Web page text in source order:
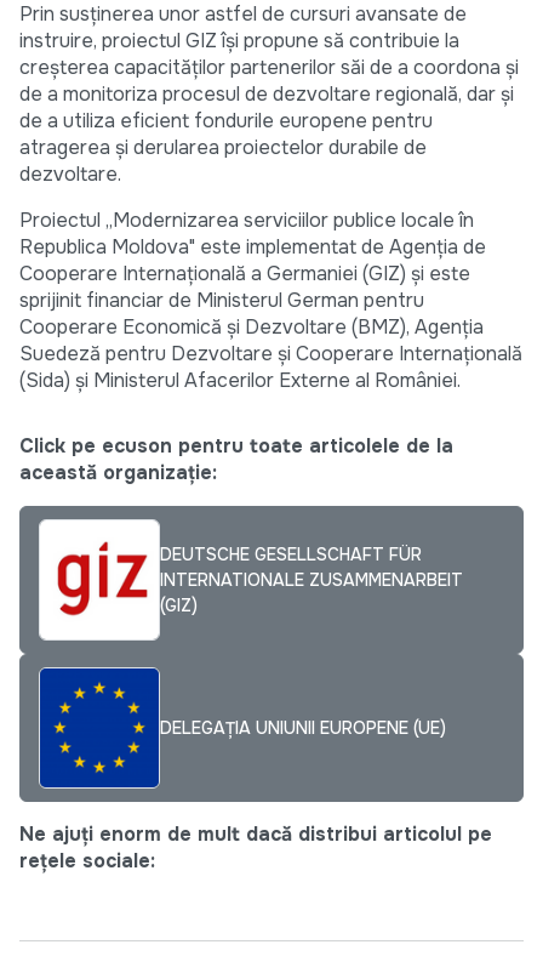
Prin susţinerea unor astfel de cursuri avansate de
instruire, proiectul GIZ îşi propune să contribuie la
creşterea capacităţilor partenerilor săi de a coordona şi
de a monitoriza procesul de dezvoltare regională, dar şi
de a utiliza eficient fondurile europene pentru
atragerea şi derularea proiectelor durabile de
dezvoltare.
Proiectul „Modernizarea serviciilor publice locale în
Republica Moldova" este implementat de Agenţia de
Cooperare Internaţională a Germaniei (GIZ) şi este
sprijinit financiar de Ministerul German pentru
Cooperare Economică şi Dezvoltare (BMZ), Agenţia
Suedeză pentru Dezvoltare şi Cooperare Internaţională
(Sida) şi Ministerul Afacerilor Externe al României.
Click pe ecuson pentru toate articolele de la
această organizație:
DEUTSCHE GESELLSCHAFT FÜR
INTERNATIONALE ZUSAMMENARBEIT
(GIZ)
DELEGAȚIA UNIUNII EUROPENE (UE)
Ne ajuți enorm de mult dacă distribui articolul pe
rețele sociale: